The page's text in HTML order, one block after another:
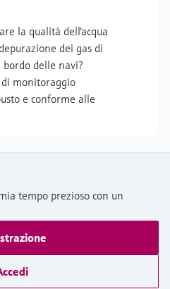
la qualità dell'acqua
dei gas di
bordo delle navi?
monitoraggio
e conforme alle
tempo prezioso con un